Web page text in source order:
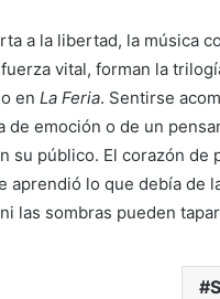
a la libertad, la música
vital, forman la
enLa Feria. Sentirse
de emoción o de un
su público. El corazón de
aprendió lo que debía de
las sombras pueden